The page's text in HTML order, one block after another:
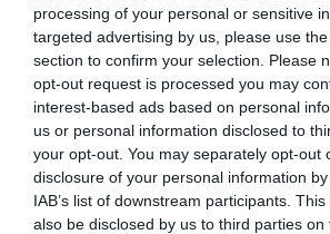
processing of your personal or sensitive
targeted advertising by us, please use
section to confirm your selection. Please
opt-out request is processed you may
interest-based ads based on personal
us or personal information disclosed to
your opt-out. You may separately opt-out
disclosure of your personal information
IAB’s list of downstream participants.
also be disclosed by us to third parties on
Δυναμική παρουσία
Οι αθλητές και οι αθλήτριες του
πραγματοποίησαν δυναμικές
τοξοβολίας που διεξήχθησαν στο
καταγράφοντας υψηλές επιδόσεις και
στις κορυφαίες θέσεις των κατηγοριών